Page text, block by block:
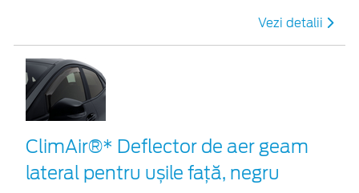
Vezi detalii
ClimAir®* Deflector de aer geam
lateral pentru ușile față, negru